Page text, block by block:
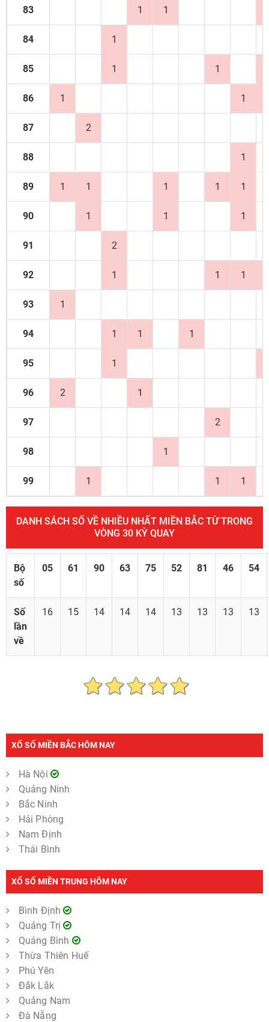
XỔ SỐ MIỀN BẮC HÔM NAY
Hà Nội
Quảng Ninh
Bắc Ninh
Hải Phòng
Nam Định
Thái Bình
XỔ SỐ MIỀN TRUNG HÔM NAY
Bình Định
Quảng Trị
Quảng Bình
Thừa Thiên Huế
Phú Yên
Đắk Lắk
Quảng Nam
Đà Nẵng
83 1 1
84 1
85 1 1
86 1 1
87 2
88 1
89 1 1 1 1 1
90 1 1 1
91 2
92 1 1 1
93 1
94 1 1 1
95 1
96 2 1
97 2
98 1
99 1 1 1
DANH SÁCH SỐ VỀ NHIỀU NHẤT MIỀN BẮC TỪ TRONG
VÒNG 30 KỲ QUAY
Bộ
số
05 61 90 63 75 52 81 46 54
Số
lần
về
16 15 14 14 14 13 13 13 13